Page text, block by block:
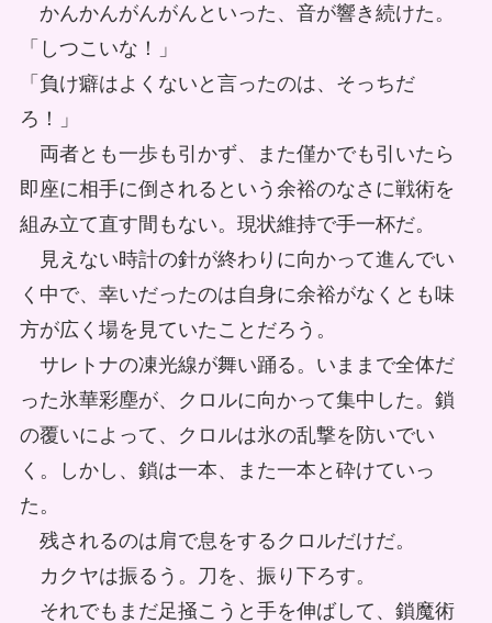
かんかんがんがんといった、音が響き続けた。
「しつこいな！」
「負け癖はよくないと言ったのは、そっちだ
ろ！」
両者とも一歩も引かず、また僅かでも引いたら
即座に相手に倒されるという余裕のなさに戦術を
組み立て直す間もない。現状維持で手一杯だ。
見えない時計の針が終わりに向かって進んでい
く中で、幸いだったのは自身に余裕がなくとも味
方が広く場を見ていたことだろう。
サレトナの凍光線が舞い踊る。いままで全体だ
った氷華彩塵が、クロルに向かって集中した。鎖
の覆いによって、クロルは氷の乱撃を防いでい
く。しかし、鎖は一本、また一本と砕けていっ
た。
残されるのは肩で息をするクロルだけだ。
カクヤは振るう。刀を、振り下ろす。
それでもまだ足掻こうと手を伸ばして、鎖魔術